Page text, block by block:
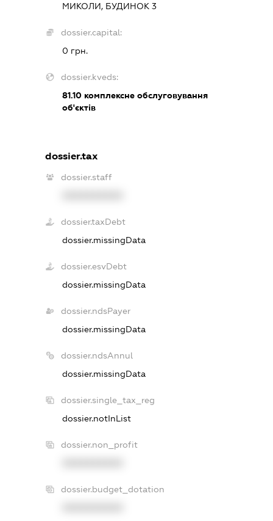
МИКОЛИ, БУДИНОК 3
dossier.capital:
0 грн.
dossier.kveds:
81.10 комплексне обслуговування
об'єктів
dossier.tax
dossier.staff
dossier.taxDebt
dossier.missingData
dossier.esvDebt
dossier.missingData
dossier.ndsPayer
dossier.missingData
dossier.ndsAnnul
dossier.missingData
dossier.single_tax_reg
dossier.notInList
dossier.non_profit
dossier.budget_dotation